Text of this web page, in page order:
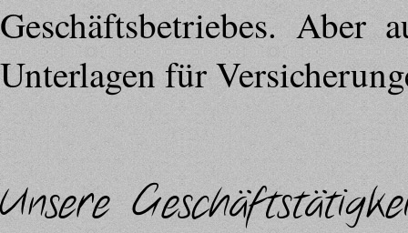
Geschäftsbetriebes.
Unterlagen für
Unsere